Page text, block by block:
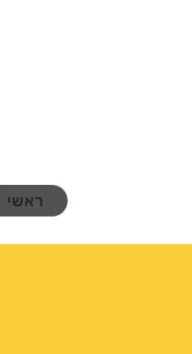
ראשי